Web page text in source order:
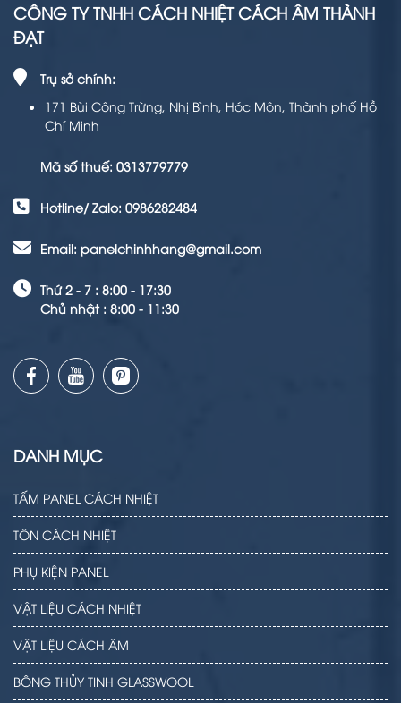
CÔNG TY TNHH CÁCH NHIỆT CÁCH ÂM THÀNH
ĐẠT
Trụ sở chính:
171 Bùi Công Trừng, Nhị Bình, Hóc Môn, Thành phố Hồ
Chí Minh
Mã số thuế: 0313779779
Hotline/ Zalo: 0986282484
Email: panelchinhhang@gmail.com
Thứ 2 - 7 : 8:00 - 17:30
Chủ nhật : 8:00 - 11:30
DANH MỤC
TẤM PANEL CÁCH NHIỆT
TÔN CÁCH NHIỆT
PHỤ KIỆN PANEL
VẬT LIỆU CÁCH NHIỆT
VẬT LIỆU CÁCH ÂM
BÔNG THỦY TINH GLASSWOOL